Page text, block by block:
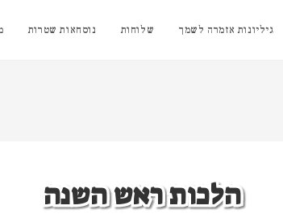
גיליונות אזמרה לשמך שלוחות נוסחאות שטרות
הלכות ראש השנה